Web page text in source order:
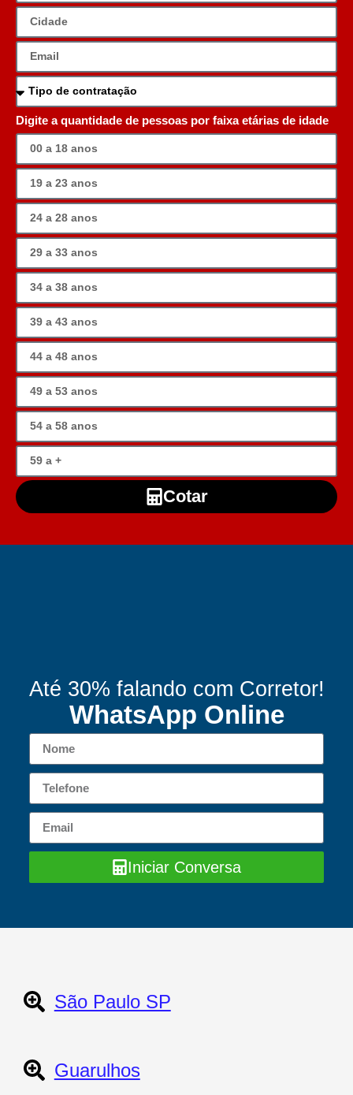
Digite a quantidade de pessoas por faixa etárias de idade
Cotar
Até 30% falando com Corretor!
WhatsApp Online
Iniciar Conversa
São Paulo SP
Guarulhos